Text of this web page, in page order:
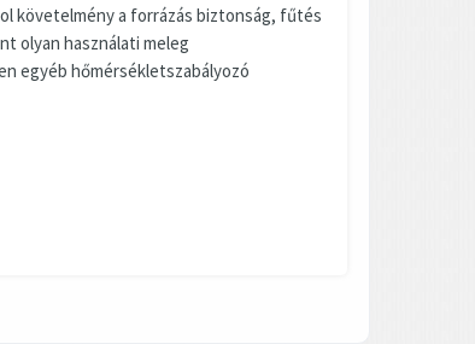
követelmény a forrázás biztonság, fűtés
olyan használati meleg
egyéb hőmérsékletszabályozó